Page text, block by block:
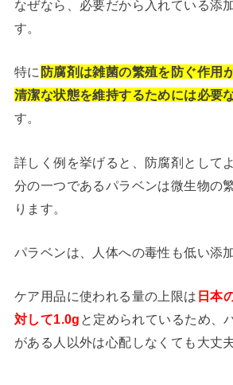
なぜなら、必要だから入れている添
す。
特に 防腐剤は雑菌の繁殖を防ぐ作用
清潔な状態を維持するためには必要
す。
詳しく例を挙げると、防腐剤として
分の一つであるパラベンは微生物の
ります。
パラベンは、人体への毒性も低い添
ケア用品に使われる量の上限は 日本
対して1.0g と定められているため、
がある人以外は心配しなくても大丈